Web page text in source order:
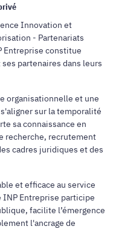
Innovation et
- Partenariats
Entreprise constitue
partenaires dans leurs
organisationnelle et une
sur la temporalité
sa connaissance en
recherche, recrutement
cadres juridiques et des
et efficace au service
INP Entreprise participe
facilite l’émergence
l'ancrage de